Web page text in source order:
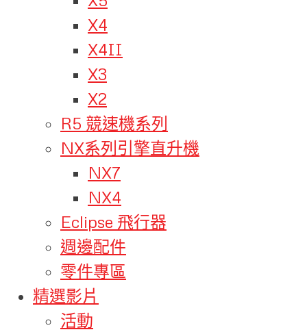
X4
X4II
X3
X2
R5 競速機系列
NX系列引擎直升機
NX7
NX4
Eclipse 飛行器
週邊配件
零件專區
精選影片
活動